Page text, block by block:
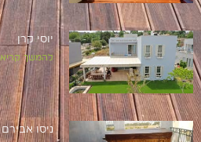
יוסי קרן
להמשך
ניסו אבירם